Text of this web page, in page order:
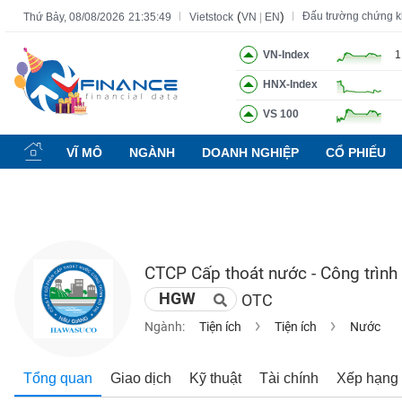
Thứ Bảy, 08/08/2026 21:35:50 Vietstock (VN EN) Đấu trường chứng
VN-Index
HNX-Index
VS 100
VĨ MÔ NGÀNH DOANH NGHIỆP CỔ PHIẾU
CTCP Cấp thoát nước - Công
HGW OTC
Ngành: Tiện ích Tiện ích Nước
Tổng quan Giao dịch Kỹ thuật Tài chính Xếp hạng
Tất cả Tính năng Ngành Mã chứng khoán Lãnh đạo
Tính
năng
(-)
CHỨNG
KHOÁN
NGHIỆP